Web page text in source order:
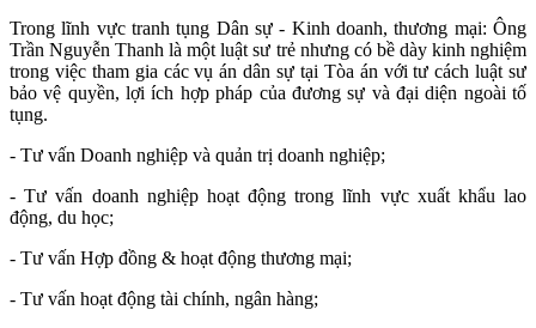
Trong lĩnh vực tranh tụng Dân sự - Kinh doanh, thương mại: Ông
Trần Nguyễn Thanh là một luật sư trẻ nhưng có bề dày kinh nghiệm
trong việc tham gia các vụ án dân sự tại Tòa án với tư cách luật sư
bảo vệ quyền, lợi ích hợp pháp của đương sự và đại diện ngoài tố
tụng.
- Tư vấn Doanh nghiệp và quản trị doanh nghiệp;
- Tư vấn doanh nghiệp hoạt động trong lĩnh vực xuất khẩu lao
động, du học;
- Tư vấn Hợp đồng & hoạt động thương mại;
- Tư vấn hoạt động tài chính, ngân hàng;